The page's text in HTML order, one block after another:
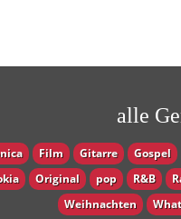
alle
Film Gitarre Gospel
Original pop R&B
Weihnachten